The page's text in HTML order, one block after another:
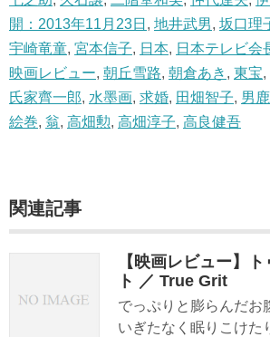
開：2013年11月23日 , 地井武男, 坂口理
宇崎竜童, 宮本信子, 日本, 日本テレビ会
映画レビュー, 朝丘雪路, 朝倉あき , 東宝,
氏家齊一郎, 水墨画, 求婚, 田畑智子, 男
絵巻, 翁, 高畑勲, 高畑淳子, 高良健吾
関連記事
【映画レビュー】
ト ／ True Grit
でっぷりと膨らんだお
いぎたなく眠りこけた